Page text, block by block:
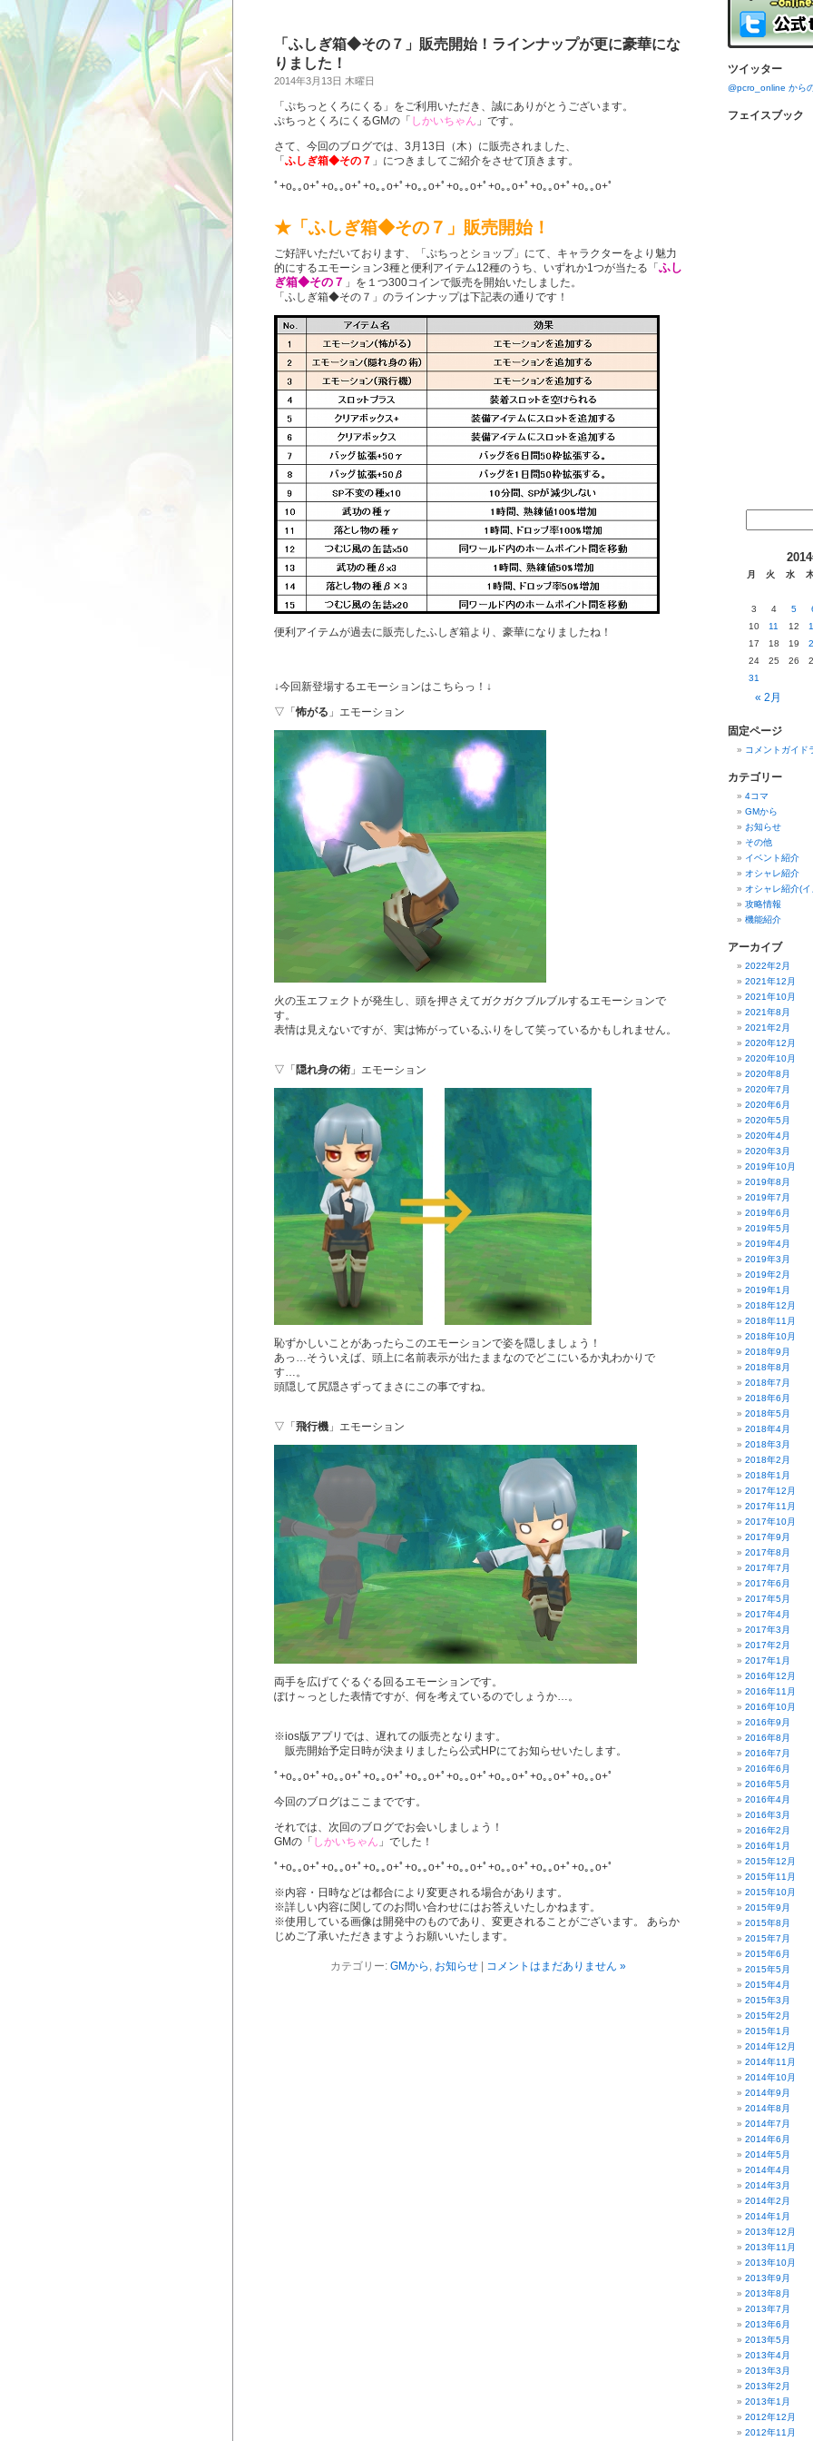
「ふしぎ箱◆その７」販売開始！ラインナップが更に豪華にな
りました！
2014年3月13日 木曜日
「ぷちっとくろにくる」をご利用いただき、誠にありがとうございます。
ぷちっとくろにくるGMの「 しかいちゃん 」です。
さて、今回のブログでは、3月13日（木）に販売されました、
「 ふしぎ箱◆その７ 」につきましてご紹介をさせて頂きます。
ﾟ+o｡｡o+ﾟ+o｡｡o+ﾟ+o｡｡o+ﾟ+o｡｡o+ﾟ+o｡｡o+ﾟ+o｡｡o+ﾟ+o｡｡o+ﾟ+o｡｡o+ﾟ
★「ふしぎ箱◆その７」販売開始！
ご好評いただいております、「ぷちっとショップ」にて、キャラクターをより魅力
的にするエモーション3種と便利アイテム12種のうち、いずれか1つが当たる「 ふし
ぎ箱◆その７ 」を１つ300コインで販売を開始いたしました。
「ふしぎ箱◆その７」のラインナップは下記表の通りです！
便利アイテムが過去に販売したふしぎ箱より、豪華になりましたね！
↓今回新登場するエモーションはこちらっ！↓
▽「怖がる 」エモーション
火の玉エフェクトが発生し、頭を押さえてガクガクブルブルするエモーションで
す。
表情は見えないですが、実は怖がっているふりをして笑っているかもしれません。
▽「 隠れ身の術 」エモーション
恥ずかしいことがあったらこのエモーションで姿を隠しましょう！
あっ…そういえば、頭上に名前表示が出たままなのでどこにいるか丸わかりで
す…。
頭隠して尻隠さずってまさにこの事ですね。
▽「 飛行機 」エモーション
両手を広げてぐるぐる回るエモーションです。
ぽけ～っとした表情ですが、何を考えているのでしょうか…。
※ios版アプリでは、遅れての販売となります。
販売開始予定日時が決まりましたら公式HPにてお知らせいたします。
ﾟ+o｡｡o+ﾟ+o｡｡o+ﾟ+o｡｡o+ﾟ+o｡｡o+ﾟ+o｡｡o+ﾟ+o｡｡o+ﾟ+o｡｡o+ﾟ+o｡｡o+ﾟ
今回のブログはここまでです。
それでは、次回のブログでお会いしましょう！
GMの「 しかいちゃん 」でした！
ﾟ+o｡｡o+ﾟ+o｡｡o+ﾟ+o｡｡o+ﾟ+o｡｡o+ﾟ+o｡｡o+ﾟ+o｡｡o+ﾟ+o｡｡o+ﾟ+o｡｡o+ﾟ
※内容・日時などは都合により変更される場合があります。
※詳しい内容に関してのお問い合わせにはお答えいたしかねます。
※使用している画像は開発中のものであり、変更されることがございます。 あらか
じめご了承いただきますようお願いいたします。
カテゴリー: GMから , お知らせ コメントはまだありません »
ツイッター
@pcro_online から
フェイスブック
月 火 水
« 2月
3
4 5
10
11 12
17
18 19
24
25 26
31
固定ページ
コメントガイド
カテゴリー
4コマ
GMから
お知らせ
その他
イベント紹介
オシャレ紹介
オシャレ紹介(
攻略情報
機能紹介
アーカイブ
2022年2月
2021年12月
2021年10月
2021年8月
2021年2月
2020年12月
2020年10月
2020年8月
2020年7月
2020年6月
2020年5月
2020年4月
2020年3月
2019年10月
2019年8月
2019年7月
2019年6月
2019年5月
2019年4月
2019年3月
2019年2月
2019年1月
2018年12月
2018年11月
2018年10月
2018年9月
2018年8月
2018年7月
2018年6月
2018年5月
2018年4月
2018年3月
2018年2月
2018年1月
2017年12月
2017年11月
2017年10月
2017年9月
2017年8月
2017年7月
2017年6月
2017年5月
2017年4月
2017年3月
2017年2月
2017年1月
2016年12月
2016年11月
2016年10月
2016年9月
2016年8月
2016年7月
2016年6月
2016年5月
2016年4月
2016年3月
2016年2月
2016年1月
2015年12月
2015年11月
2015年10月
2015年9月
2015年8月
2015年7月
2015年6月
2015年5月
2015年4月
2015年3月
2015年2月
2015年1月
2014年12月
2014年11月
2014年10月
2014年9月
2014年8月
2014年7月
2014年6月
2014年5月
2014年4月
2014年3月
2014年2月
2014年1月
2013年12月
2013年11月
2013年10月
2013年9月
2013年8月
2013年7月
2013年6月
2013年5月
2013年4月
2013年3月
2013年2月
2013年1月
2012年12月
2012年11月